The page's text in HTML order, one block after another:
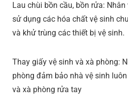
Lau chùi bồn cầu, bồn rửa:
sử dụng các hóa chất vệ sinh
và khử trùng các thiết bị vệ sinh.
Thay giấy vệ sinh và xà phòng:
phòng đảm bảo nhà vệ sinh
và xà phòng rửa tay